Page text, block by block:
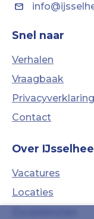
Snel naar
Verhalen
Vraagbaak
Privacyverklaring
Contact
Over
Vacatures
Locaties